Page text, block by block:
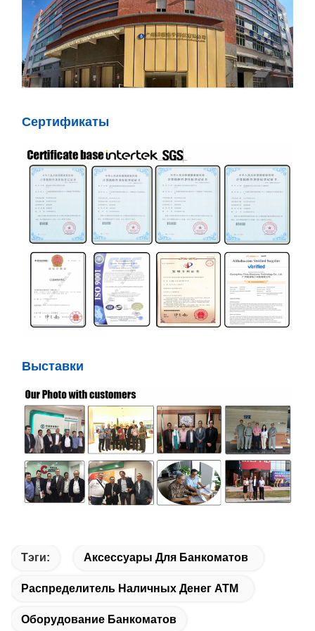
Сертификаты
Выставки
Тэги: Аксессуары Для Банкоматов
Распределитель Наличных Денег ATM
Оборудование Банкоматов